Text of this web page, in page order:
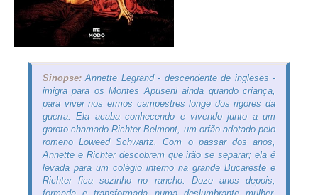
Sinopse: Annette Legrand - descendente de ingleses -
imigra para os Montes Apuseni ainda quando criança,
para viver nos ermos campestres longe dos rigores da
guerra. Ela acaba conhecendo e vivendo junto a um
garoto chamado Richter Belmont, um orfão adotado pelo
romeno Loweed Schwartz. Com o passar dos anos,
Annette e Richter descobrem que irão se separar; ela é
levada para um colégio interno na grande Bucareste e
Richter fica sozinho no rancho. Doze anos depois,